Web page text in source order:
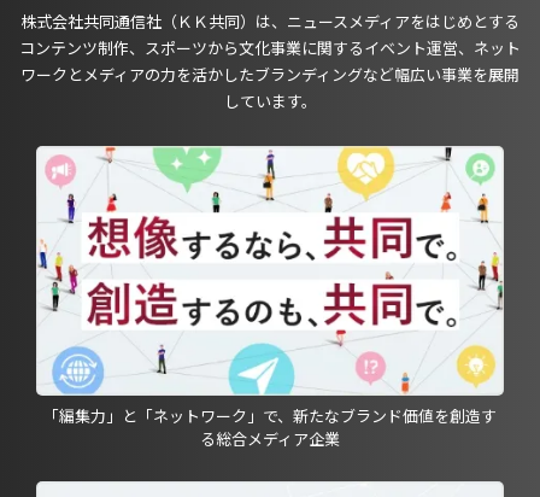
株式会社共同通信社（ＫＫ共同）は、ニュースメディアをはじめとする
コンテンツ制作、スポーツから文化事業に関するイベント運営、ネット
ワークとメディアの力を活かしたブランディングなど幅広い事業を展開
しています。
「編集力」と「ネットワーク」で、新たなブランド価値を創造す
る総合メディア企業